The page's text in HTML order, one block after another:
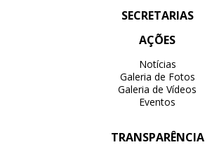
SECRETARIAS
AÇÕES
Notícias
Galeria de Fotos
Galeria de Vídeos
Eventos
TRANSPARÊNCIA